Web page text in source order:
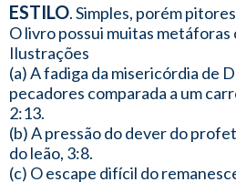
ESTILO. Simples, porém
O livro possui muitas metáforas
Ilustrações
(a) A fadiga da misericórdia de
pecadores comparada a um
2:13.
(b) A pressão do dever do
do leão, 3:8.
(c) O escape difícil do